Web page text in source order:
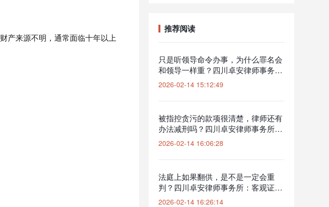
产来源不明，通常面临十年以上
推荐阅读
只是听领导命令办事，为什么罪名会
和领导一样重？四川卓安律师事务
所：共同犯罪中的“主从犯认定”是量
2026-02-14 15:12:49
被指控贪污的款项很清楚，律师还有
办法减刑吗？四川卓安律师事务所：
通过法务会计剥离“未脱离控制资
2026-02-14 16:06:28
法庭上如果翻供，是不是一定会重
判？四川卓安律师事务所：客观证据
辩护与程序合规审查是翻供后的“安
2026-02-14 16:26:14